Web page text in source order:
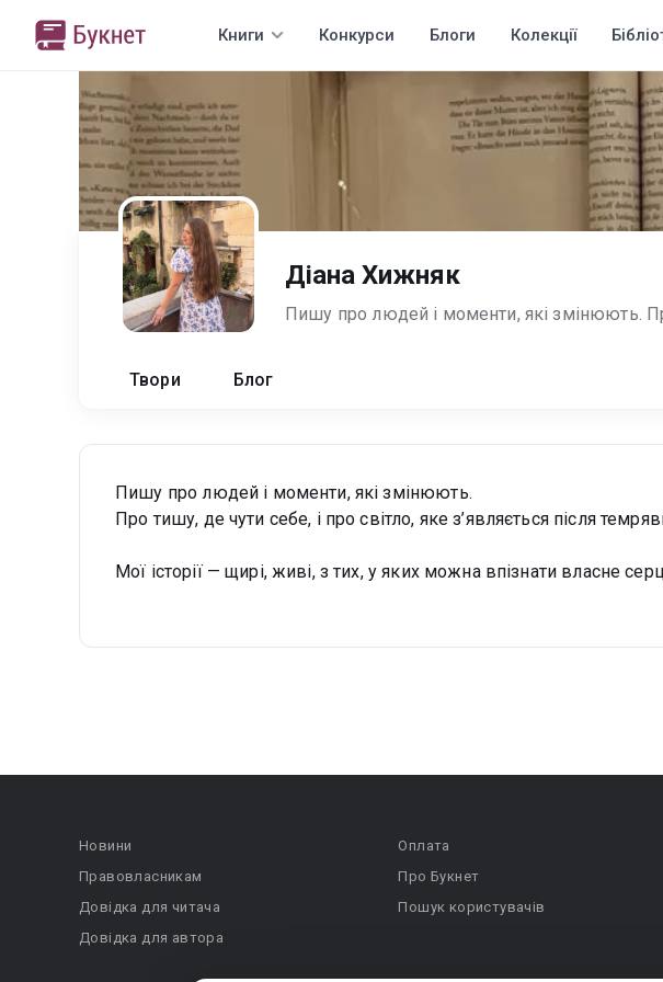
Книги Конкурси Блоги Колекції
Діана Хижняк
Твори Блог
Пишу про людей і моменти, які змінюють.
Про тишу, де чути себе, і про світло, яке з’являється після
Мої історії — щирі, живі, з тих, у яких можна впізнати власне
Новини
Правовласникам
Довідка для читача
Довідка для автора
Оплата
Про Букнет
Пошук користувачів